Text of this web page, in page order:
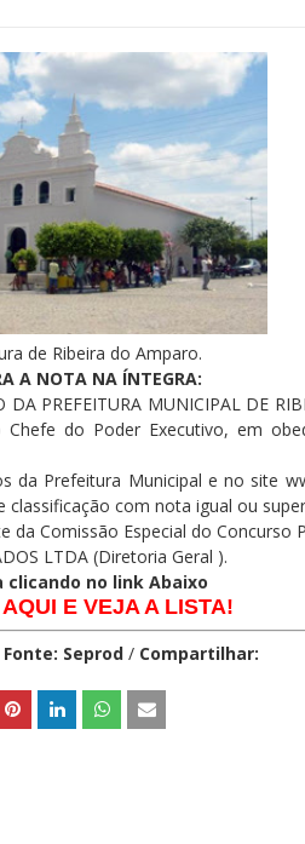
de Ribeira do Amparo.
A NOTA NA ÍNTEGRA:
DA PREFEITURA MUNICIPAL DE
do Poder Executivo, em
da Prefeitura Municipal e no site
com nota igual ou
da Comissão Especial do Concurso
LTDA (Diretoria Geral ).
clicando no link Abaixo
E VEJA A LISTA!
Seprod / Compartilhar: